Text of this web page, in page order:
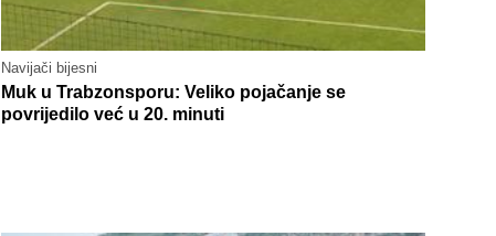
Navijači bijesni
Muk u Trabzonsporu: Veliko pojačanje se
povrijedilo već u 20. minuti